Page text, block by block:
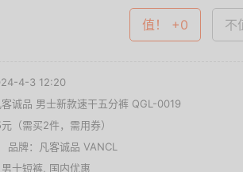
值！ +0 不
4-3 12:20
诚品 男士新款速干五分裤 QGL-0019
（需买2件，需用券）
品牌：
凡客诚品 VANCL
男士短裤 国内优惠